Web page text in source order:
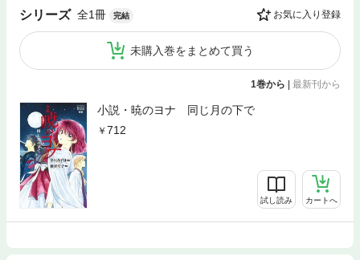
シリーズ 全1冊 完結 お気に入り登録
未購入巻をまとめて買う
1巻から 最新刊から
小説・暁のヨナ 同じ月の下で
712
試し読み カートへ